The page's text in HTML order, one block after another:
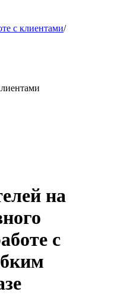
с клиентами/
на
с